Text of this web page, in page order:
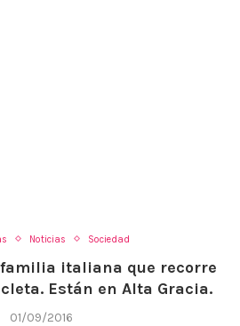
Noticias Sociedad
italiana que recorre
Están en Alta Gracia.
01/09/2016